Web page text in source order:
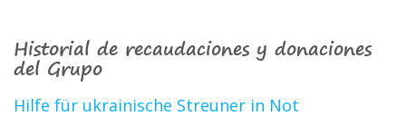
Historial de recaudaciones y donaciones
del Grupo
Hilfe für ukrainische Streuner in Not